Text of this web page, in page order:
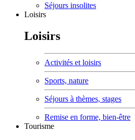
Séjours insolites
Loisirs
Loisirs
Activités et loisirs
Sports, nature
Séjours à thèmes, stages
Remise en forme, bien-être
Tourisme